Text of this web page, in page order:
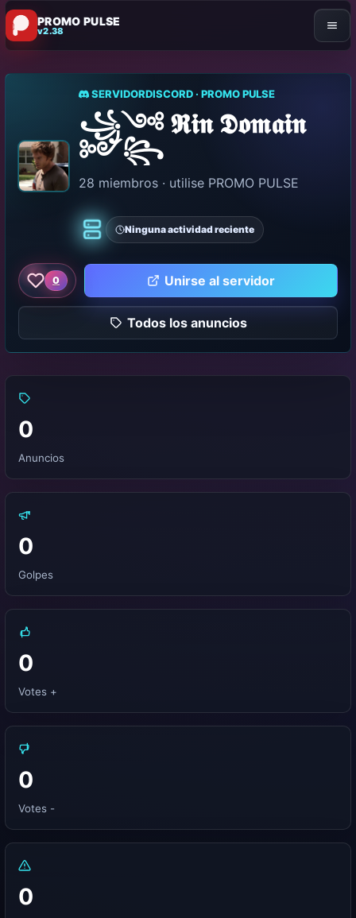
PROMO PULSE
v2.38
SERVIDORDISCORD · PROMO PULSE
꧁༺ 𝕽𝖎𝖓 𝕯𝖔𝖒𝖆𝖎𝖓
༻꧂
28 miembros · utilise PROMO PULSE
ClásicoNinguna actividad reciente
Me gusta este servidor
0 Unirse al servidor
Todos los anuncios
0
Anuncios
0
Golpes
0
Votes +
0
Votes -
0